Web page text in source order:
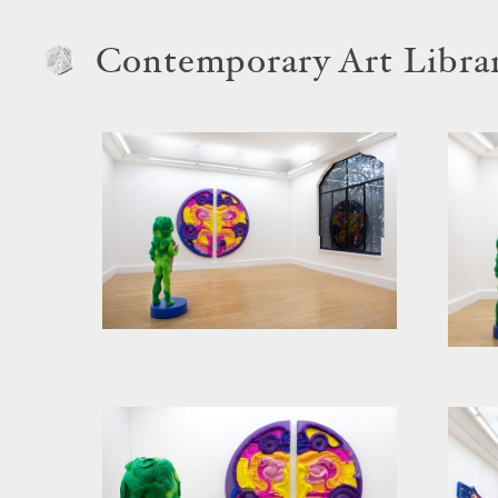
Contemporary Art